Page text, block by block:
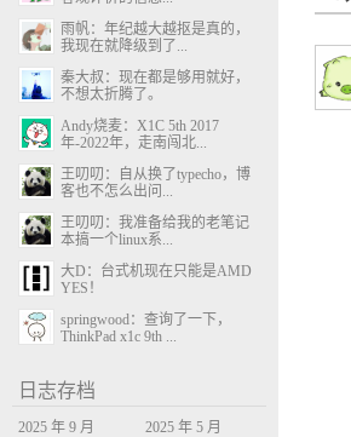
雨帆：年纪越大越抠是真的，
我现在就降级到了...
秦大叔：现在都是够用就好，
不想太折腾了。
Andy烧麦：X1C 5th 2017
年-2022年，走南闯北...
王叨叨：自从换了typecho，博
客也不怎么出问...
王叨叨：我准备给我的老笔记
本搞一个linux系...
大D：台式机现在只能是AMD
YES！
springwood：查询了一下，
ThinkPad x1c 9th ...
日志存档
2025 年 9 月
2025 年 5 月